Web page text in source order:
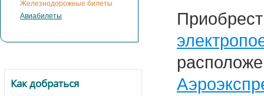
Железнодорожные билеты
Авиабилеты
Как добраться